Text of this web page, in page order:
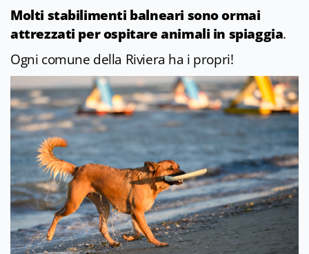
Molti stabilimenti balneari sono ormai
attrezzati per ospitare animali in spiaggia.
Ogni comune della Riviera ha i propri!